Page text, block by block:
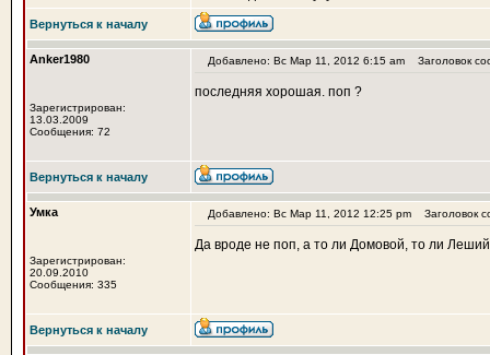
Вернуться к началу
Anker1980
Зарегистрирован:
13.03.2009
Сообщения: 72
Добавлено: Вс Мар 11, 2012 6:15 am Заголовок
последняя хорошая. поп ?
Вернуться к началу
Умка
Зарегистрирован:
20.09.2010
Сообщения: 335
Добавлено: Вс Мар 11, 2012 12:25 pm Заголовок
Да вроде не поп, а то ли Домовой, то ли
Вернуться к началу